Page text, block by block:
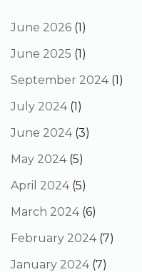
June 2026 (1)
June 2025 (1)
September 2024(1)
July 2024(1)
June 2024(3)
May 2024(5)
April 2024(5)
March 2024(6)
February 2024(7)
January 2024(7)